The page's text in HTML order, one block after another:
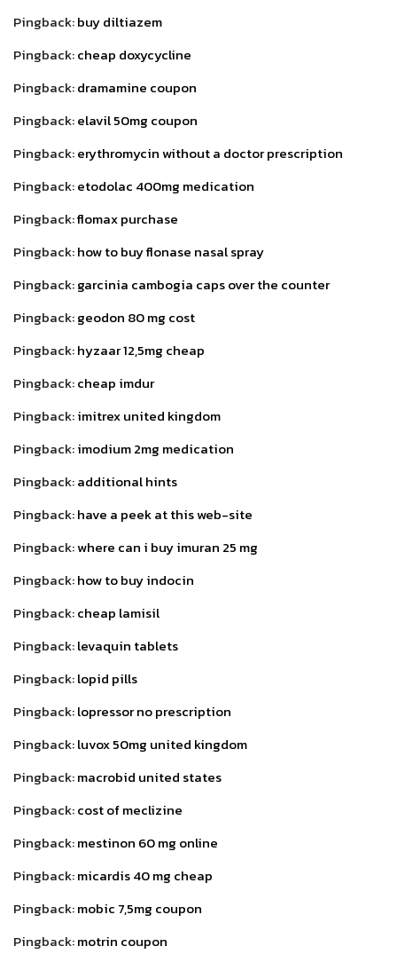
Pingback:buy diltiazem
Pingback:cheap doxycycline
Pingback:dramamine coupon
Pingback:elavil 50mg coupon
Pingback:erythromycin without a doctor prescription
Pingback:etodolac 400mg medication
Pingback:flomax purchase
Pingback:how to buy flonase nasal spray
Pingback:garcinia cambogia caps over the counter
Pingback:geodon 80 mg cost
Pingback:hyzaar 12,5mg cheap
Pingback:cheap imdur
Pingback:imitrex united kingdom
Pingback:imodium 2mg medication
Pingback:additional hints
Pingback:have a peek at this web-site
Pingback:where can i buy imuran 25 mg
Pingback:how to buy indocin
Pingback:cheap lamisil
Pingback:levaquin tablets
Pingback:lopid pills
Pingback:lopressor no prescription
Pingback:luvox 50mg united kingdom
Pingback:macrobid united states
Pingback:cost of meclizine
Pingback:mestinon 60 mg online
Pingback:micardis 40 mg cheap
Pingback:mobic 7,5mg coupon
Pingback:motrin coupon